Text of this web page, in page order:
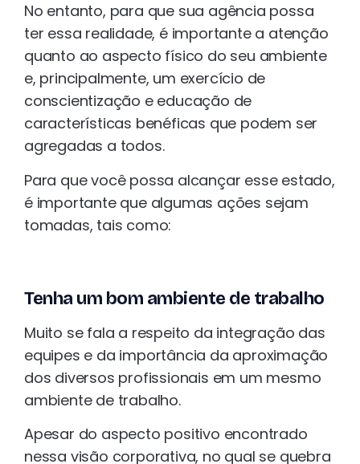
No entanto, para que sua agência possa
ter essa realidade, é importante a atenção
quanto ao aspecto físico do seu ambiente
e, principalmente, um exercício de
conscientização e educação de
características benéficas que podem ser
agregadas a todos.
Para que você possa alcançar esse estado,
é importante que algumas ações sejam
tomadas, tais como:
Tenha um bom ambiente de trabalho
Muito se fala a respeito da integração das
equipes e da importância da aproximação
dos diversos profissionais em um mesmo
ambiente de trabalho.
Apesar do aspecto positivo encontrado
nessa visão corporativa, no qual se quebra